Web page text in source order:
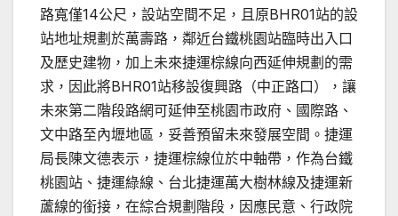
路寬僅14公尺，設站空間不足，且原BHR01站的設
站地址規劃於萬壽路，鄰近台鐵桃園站臨時出入口
及歷史建物，加上未來捷運棕線向西延伸規劃的需
求，因此將BHR01站移設復興路（中正路口），讓
未來第二階段路網可延伸至桃園市政府、國際路、
文中路至內壢地區，妥善預留未來發展空間。捷運
局長陳文德表示，捷運棕線位於中軸帶，作為台鐵
桃園站、捷運綠線、台北捷運萬大樹林線及捷運新
蘆線的銜接，在綜合規劃階段，因應民意、行政院